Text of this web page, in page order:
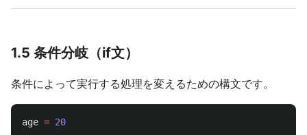
1.5 条件分岐（if文）
条件によって実行する処理を変えるための構文です。
age = 20